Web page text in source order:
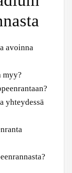
avoinna
myy?
yhteydessä